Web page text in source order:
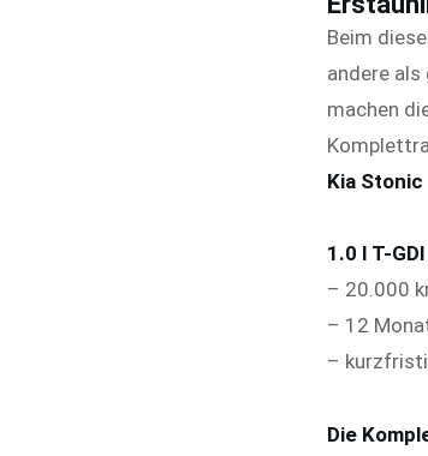
Beim
andere
machen
Kia Stonic
1.0 l T-
– 20.000
– 12
–
Die